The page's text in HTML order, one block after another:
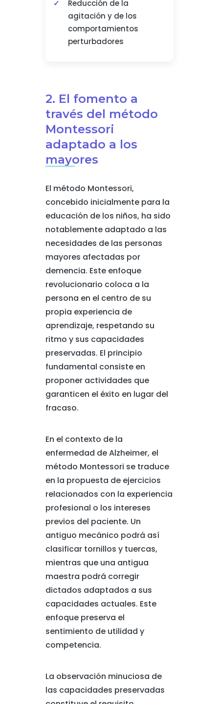
Reducción de la
agitación y de los
comportamientos
perturbadores
2. El fomento a
través del método
Montessori
adaptado a los
mayores
El método Montessori,
concebido inicialmente para la
educación de los niños, ha sido
notablemente adaptado a las
necesidades de las personas
mayores afectadas por
demencia. Este enfoque
revolucionario coloca a la
persona en el centro de su
propia experiencia de
aprendizaje, respetando su
ritmo y sus capacidades
preservadas. El principio
fundamental consiste en
proponer actividades que
garanticen el éxito en lugar del
fracaso.
En el contexto de la
enfermedad de Alzheimer, el
método Montessori se traduce
en la propuesta de ejercicios
relacionados con la experiencia
profesional o los intereses
previos del paciente. Un
antiguo mecánico podrá así
clasificar tornillos y tuercas,
mientras que una antigua
maestra podrá corregir
dictados adaptados a sus
capacidades actuales. Este
enfoque preserva el
sentimiento de utilidad y
competencia.
La observación minuciosa de
las capacidades preservadas